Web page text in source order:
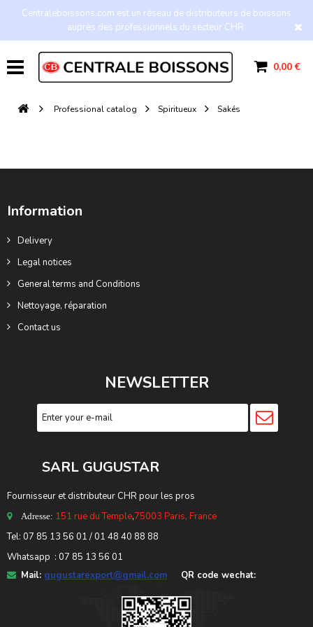
Centraleboissons.com est un réseau de distributeurs de boissons
auprès des professionnels du secteur CHR.
0,00 €
Professional catalog Spiritueux Sakés
Information
Delivery
Legal notices
General terms and Conditions
Nettoyage, réparation
Contact us
NEWSLETTER
SARL GUGUSTAR
Fournisseur et distributeur CHR pour les pros
Adresse: 151 rue du Temple,75003 Paris, France
Tel: 07 85 13 56 01 / 01 48 40 88 88
Whatsapp : 07 85 13 56 01
Mail: gugustarexport@gmail.com QR code wechat: